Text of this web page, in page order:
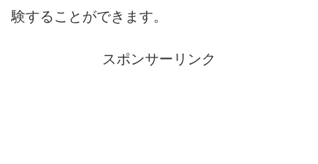
験することができます。
スポンサーリンク